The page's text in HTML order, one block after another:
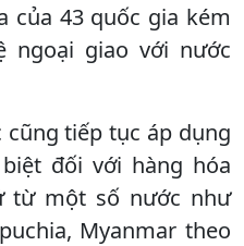
của 43 quốc gia kém
ngoại giao với nước
tiếp tục áp dụng
đối với hàng hóa
từ một số nước như
Myanmar theo